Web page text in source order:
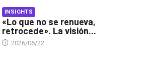
INSIGHTS
«Lo que no se renueva,
retrocede». La visión...
2026/06/22